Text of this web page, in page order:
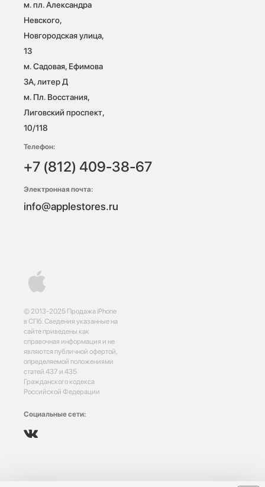
© 2013-2025 Продажа iPhone
в СПб. Сведения указанные на
сайте приведены как
справочная информация и не
являются публичной офертой,
определяемой положениями
статей 437 и 435
Гражданского кодекса
Российской Федерации
Социальные сети:
м. пл. Александра
Невского,
Новгородская улица,
13
м. Садовая, Ефимова
3А, литер Д
м. Пл. Восстания,
Лиговский проспект,
10/118
Телефон:
+7 (812) 409-38-67
Электронная почта:
info@applestores.ru